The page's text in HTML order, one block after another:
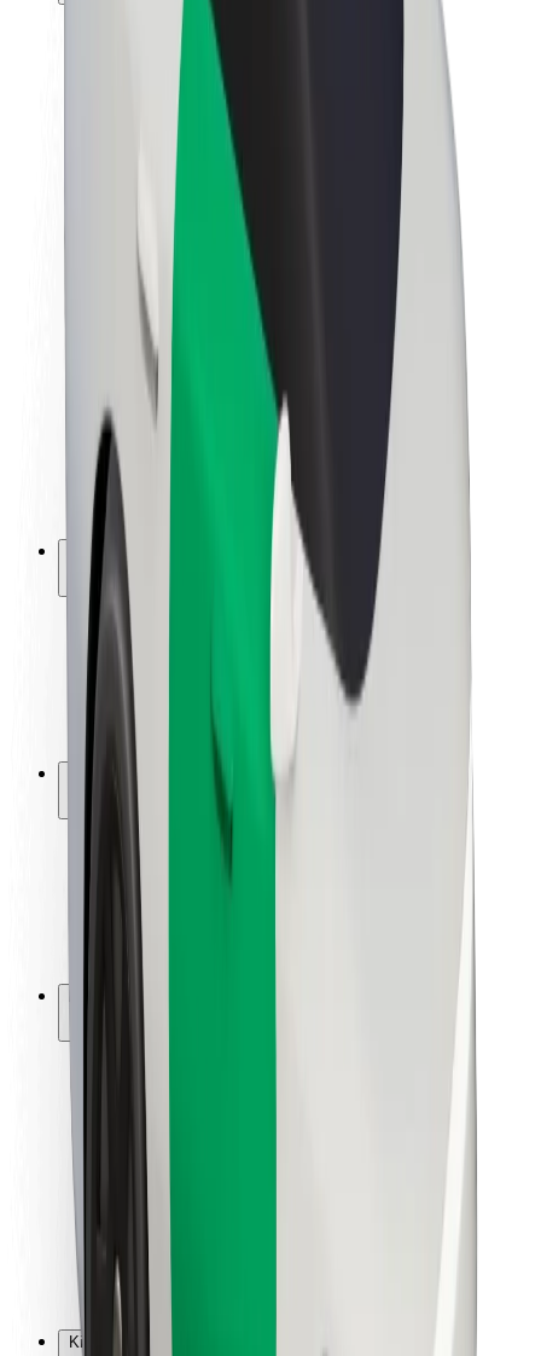
Apie „Bolt“
„Bolt“ tvarumo politika
Projektas „Zero“
Tinklaraštis
Naujienų centras
Prekių ženklo gairės
Misija
Investuotojams
Vadovybė
Prekės ženklas
Žiniasklaidai
„Urban Fund“
Saugumas
Keleivių saugumas
Vairuotojų saugumas
Paspirtukų saugumas
Saugumo laboratorija
Vietovės
Sprendimai miestams
Oro uostai
Keleiviams
Vairuotojams
Automobilių nuomos įmonių savininkams
Restoranams
„Bolt for Business“
Kita